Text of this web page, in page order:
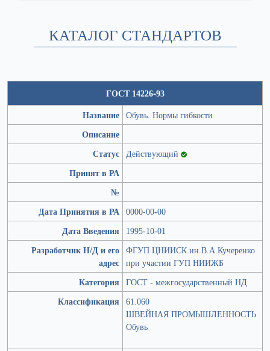
КАТАЛОГ СТАНДАРТОВ
ГОСТ 14226-93
Название Обувь. Нормы гибкости
Описание
Статус Действующий
Принят в РА
№
Дата Принятия в РА 0000-00-00
Дата Введения
1995-10-01
Разработчик Н/Д и его
адрес
ФГУП ЦНИИСК ин.В.А.Кучеренко
при участии ГУП НИИЖБ
Категория
ГОСТ - межгосударственный НД
Классификация
61.060
ШВЕЙНАЯ ПРОМЫШЛЕННОСТЬ
Обувь